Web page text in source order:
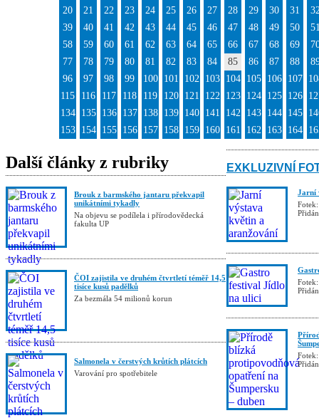
20
21 22 23 24 25 26 27 28 29 30 31
39
40 41 42 43 44 45 46 47 48 49 50
58
59 60 61 62 63 64 65 66 67 68 69
77
78 79 80 81 82 83 84 85 86 87 88
96
97 98 99 100 101 102 103 104 105 106 107
115
116 117 118 119 120 121 122 123 124 125 126
134
135 136 137 138 139 140 141 142 143 144 145
153
154 155 156 157 158 159 160 161 162 163 164
Další články z rubriky
Brouk z barmského jantaru překvapil
unikátními tykadly
Na objevu se podílela i přírodovědecká
fakulta UP
ČOI zajistila ve druhém čtvrtletí téměř 14,5
tisíce kusů padělků
Za bezmála 54 milionů korun
Salmonela v čerstvých krůtích plátcích
Varování pro spotřebitele
EXKLUZIVNÍ
Jarní